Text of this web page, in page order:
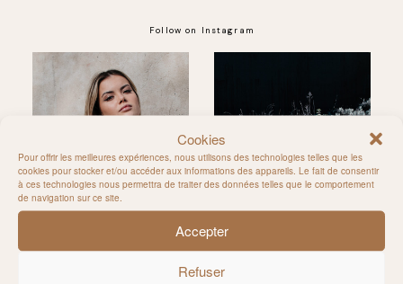
Cookies
Pour offrir les meilleures expériences, nous utilisons des technologies telles que les
cookies pour stocker et/ou accéder aux informations des appareils. Le fait de consentir
à ces technologies nous permettra de traiter des données telles que le comportement
de navigation sur ce site.
Accepter
Refuser
Follow on Instagram